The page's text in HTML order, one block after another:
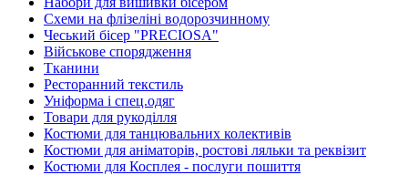
Схеми на флізеліні водорозчинному
Чеський бісер "PRECIOSA"
Військове спорядження
Тканини
Ресторанний текстиль
Уніформа і спец.одяг
Товари для рукоділля
Костюми для танцювальних колективів
Костюми для аніматорів, ростові ляльки та реквізит
Костюми для Косплея - послуги пошиття